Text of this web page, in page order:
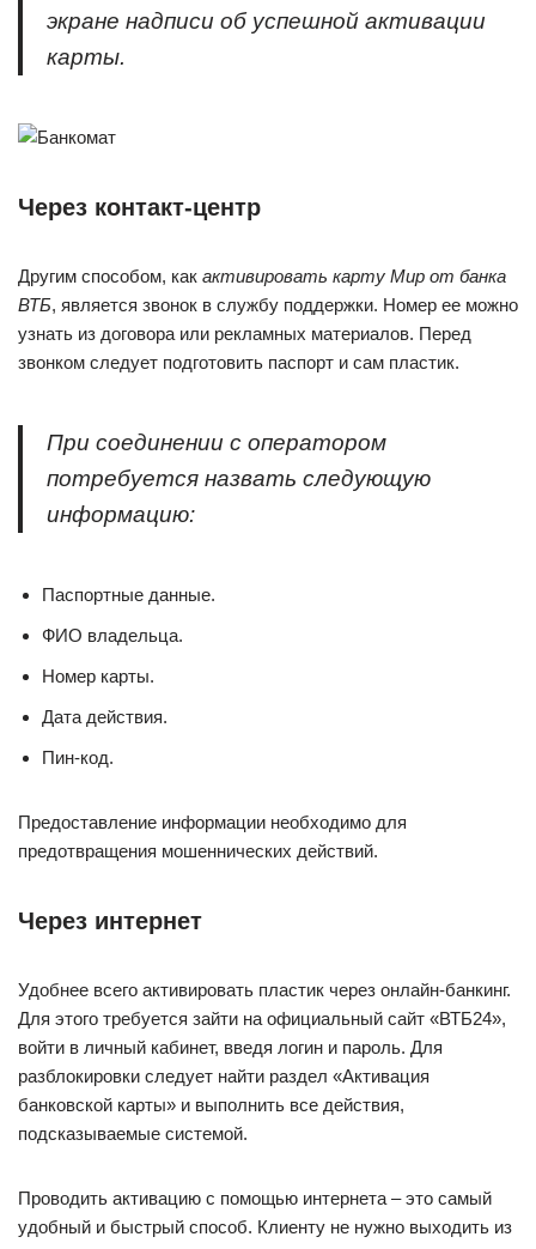
экране надписи об успешной активации
карты.
Через контакт-центр
Другим способом, как активировать карту Мир от банка
ВТБ, является звонок в службу поддержки. Номер ее можно
узнать из договора или рекламных материалов. Перед
звонком следует подготовить паспорт и сам пластик.
При соединении с оператором
потребуется назвать следующую
информацию:
Паспортные данные.
ФИО владельца.
Номер карты.
Дата действия.
Пин-код.
Предоставление информации необходимо для
предотвращения мошеннических действий.
Через интернет
Удобнее всего активировать пластик через онлайн-банкинг.
Для этого требуется зайти на официальный сайт «ВТБ24»,
войти в личный кабинет, введя логин и пароль. Для
разблокировки следует найти раздел «Активация
банковской карты» и выполнить все действия,
подсказываемые системой.
Проводить активацию с помощью интернета – это самый
удобный и быстрый способ. Клиенту не нужно выходить из